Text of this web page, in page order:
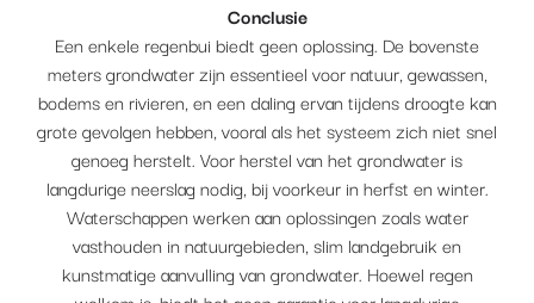
Conclusie
Een enkele regenbui biedt geen oplossing. De bovenste
meters grondwater zijn essentieel voor natuur, gewassen,
bodems en rivieren, en een daling ervan tijdens droogte kan
grote gevolgen hebben, vooral als het systeem zich niet snel
genoeg herstelt. Voor herstel van het grondwater is
langdurige neerslag nodig, bij voorkeur in herfst en winter.
Waterschappen werken aan oplossingen zoals water
vasthouden in natuurgebieden, slim landgebruik en
kunstmatige aanvulling van grondwater. Hoewel regen